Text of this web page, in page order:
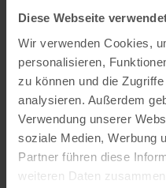
Diese Webseite
Wir verwenden Cookies,
personalisieren,
zu können und die
analysieren. Außerdem
Verwendung unserer
soziale Medien, Werbung
Partner führen diese
weiteren Daten
Öffnungszeiten
Merkmale /
Kategorien
Platzangebot